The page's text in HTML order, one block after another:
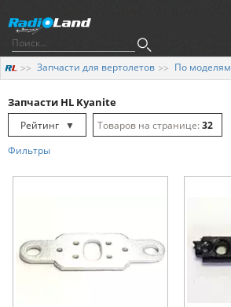
Запчасти для вертолетов По моделям
Запчасти HL Kyanite
Рейтинг
▼
Рейтинг
Цена ▼
32
Фильтры